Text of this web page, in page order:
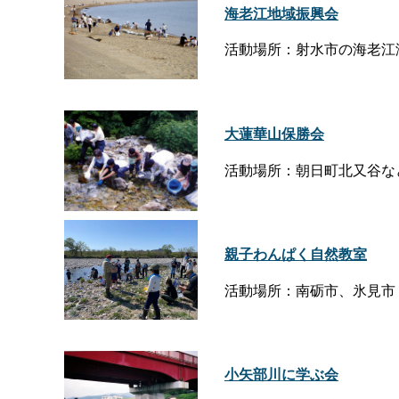
海老江地域振興会
活動場所：射水市の海老江
大蓮華山保勝会
活動場所：朝日町北又谷な
親子わんぱく自然教室
活動場所：南砺市、氷見市
小矢部川に学ぶ会